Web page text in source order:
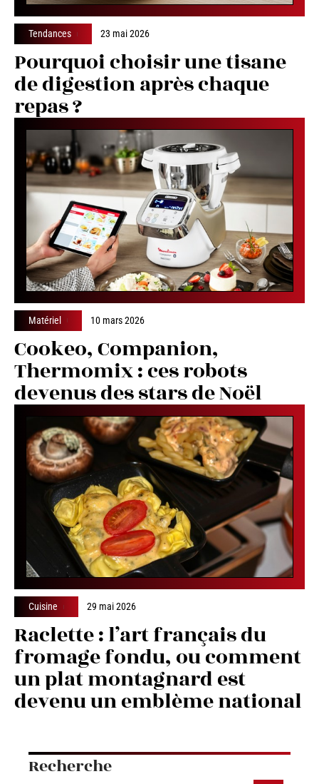
Tendances 23 mai 2026
Pourquoi choisir une tisane
de digestion après chaque
repas ?
Matériel 10 mars 2026
Cookeo, Companion,
Thermomix : ces robots
devenus des stars de Noël
Cuisine 29 mai 2026
Raclette : l’art français du
fromage fondu, ou comment
un plat montagnard est
devenu un emblème national
Recherche